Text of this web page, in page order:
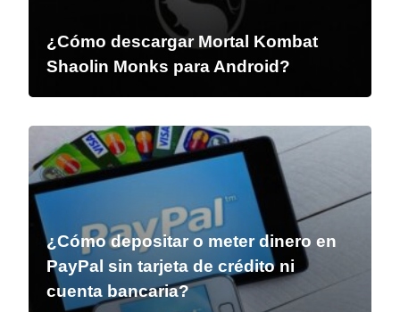
¿Cómo descargar Mortal Kombat
Shaolin Monks para Android?
¿Cómo depositar o meter dinero en
PayPal sin tarjeta de crédito ni
cuenta bancaria?